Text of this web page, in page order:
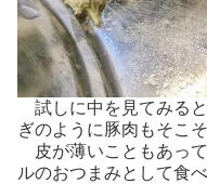
試しに中を見てみる
ぎのように豚肉もそこ
皮が薄いこともあっ
ルのおつまみとして食